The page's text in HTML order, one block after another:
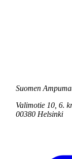
Suomen
Valimotie 10, 6.
00380 Helsinki